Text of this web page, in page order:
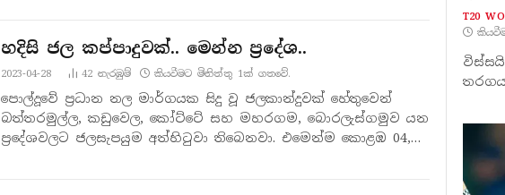
හදිසි ජල කප්පාදුවක්.. මෙන්න ප්‍රදේශ..
2023-04-28 42නැරඹු​ම් කියවීමට මිනිත්තු 1ක් ගතවේ.
පොල්දූවේ ප්‍රධාන නල මාර්ගයක සිදු වූ ජලකාන්දුවක් හේතුවෙන්
බත්තරමුල්ල, කඩුවෙල, කෝට්ටේ සහ මහරගම, බොරලැස්ගමුව යන
ප්‍රදේශවලට ජලසැපයුම අත්හිටුවා තිබෙනවා. එමෙන්ම කොළඹ 04,
T20
තරගය